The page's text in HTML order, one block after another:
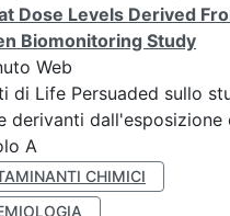
Dose Levels Derived
Biomonitoring Study
Web
di Life Persuaded sullo
derivanti dall'esposizione
A
CHIMICI